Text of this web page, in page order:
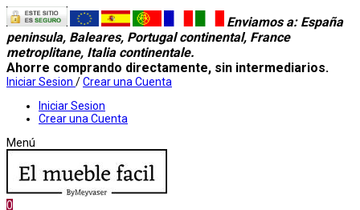
Enviamos a: España
peninsula, Baleares, Portugal continental, France
metroplitane, Italia continentale.
Ahorre comprando directamente, sin intermediarios.
Iniciar Sesion /Crear una Cuenta
Iniciar Sesion
Crear una Cuenta
Menú
0